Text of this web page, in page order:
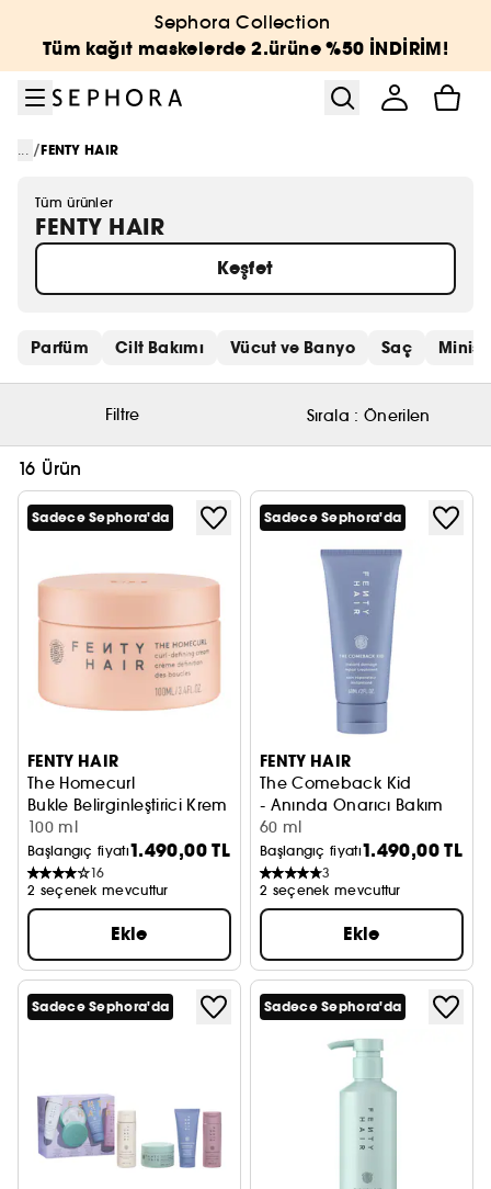
Sephora Collection
Tüm kağıt maskelerde 2.ürüne %50 İNDİRİM!
... /FENTY HAIR
Tüm ürünler
FENTY HAIR
Keşfet
Hızlı bağlantıları atla
Parfüm Cilt Bakımı Vücut ve Banyo Saç Minis
Filtre Sırala : Önerilen
16 Ürün
Sadece Sephora'da
FENTY HAIR
The Homecurl
Bukle Belirginleştirici Krem
100 ml
Başlangıç fiyatı1.490,00 TL
16
2 seçenek mevcuttur
Ekle
Sadece Sephora'da
FENTY HAIR
The Comeback Kid
- Anında Onarıcı Bakım
60 ml
Başlangıç fiyatı1.490,00 TL
3
2 seçenek mevcuttur
Ekle
Sadece Sephora'da Sadece Sephora'da